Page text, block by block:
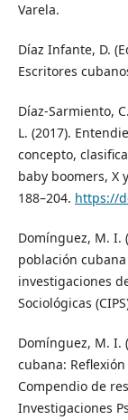
Varela.
Díaz Infante, D.
Escritores
Díaz-Sarmiento,
L. (2017).
concepto,
baby boomers, X
188–204. https://
Domínguez, M. I.
población
investigaciones
Sociológicas
Domínguez, M. I.
cubana:
Compendio de
Investigaciones